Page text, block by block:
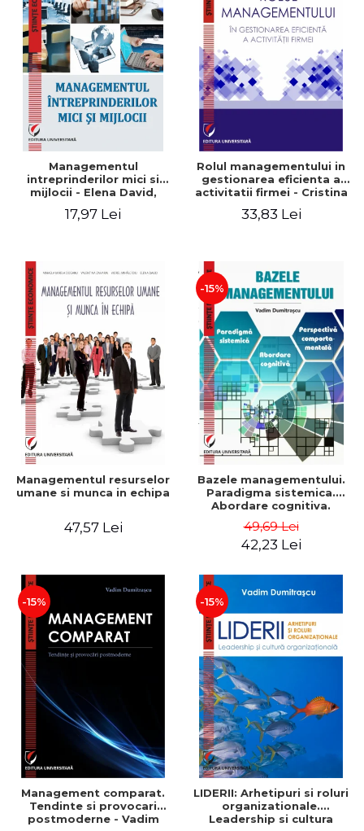
Managementul
intreprinderilor mici si
mijlocii - Elena David,
Roxana Carmen Ionescu,
17,97 Lei
Rolul managementului in
gestionarea eficienta a
activitatii firmei - Cristina
Gabriel Nastase, Mihaela-
33,83 Lei
Managementul resurselor
umane si munca in echipa
47,57 Lei
-15%
Bazele managementului.
Paradigma sistemica.
Abordare cognitiva.
comportamentala - Vadim
Dumitrascu
49,69 Lei
42,23 Lei
-15%
Management comparat.
Tendinte si provocari
postmoderne - Vadim
-15%
LIDERII: Arhetipuri si roluri
organizationale.
Leadership si cultura